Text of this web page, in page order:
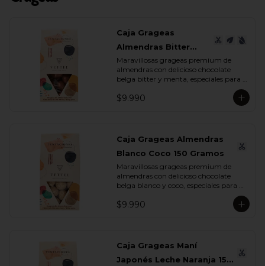
Caja Grageas
Almendras Bitter
Menta 150 Gramos
Maravillosas grageas premium de
almendras con delicioso chocolate
belga bitter y menta, especiales para
quieres.
$9.990
Caja Grageas Almendras
Blanco Coco 150 Gramos
Maravillosas grageas premium de
almendras con delicioso chocolate
belga blanco y coco, especiales para
quieres.
$9.990
Caja Grageas Maní
Japonés Leche Naranja 150